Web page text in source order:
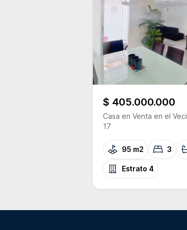
$ 405.000.000
Casa en Venta en el
17
95 m2 3
Estrato 4